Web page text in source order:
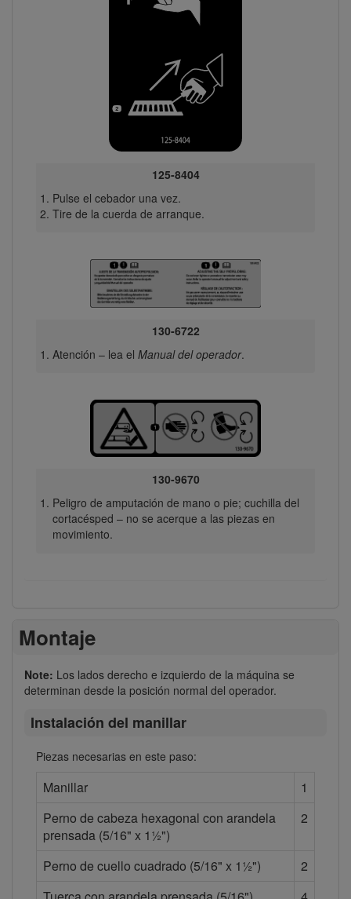
125-8404
Pulse el cebador una vez.
Tire de la cuerda de arranque.
130-6722
Atención – lea el Manual del operador.
130-9670
Peligro de amputación de mano o pie; cuchilla del
cortacésped – no se acerque a las piezas en
movimiento.
Montaje
Note: Los lados derecho e izquierdo de la máquina se
determinan desde la posición normal del operador.
Instalación del manillar
Piezas necesarias en este paso:
Manillar
1
Perno de cabeza hexagonal con arandela
prensada (5/16" x 1½")
2
Perno de cuello cuadrado (5/16" x 1½")
2